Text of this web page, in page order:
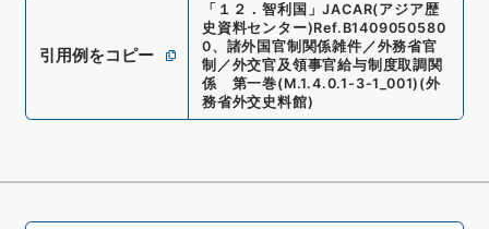
引用例をコピー
「 １２．智利国 」JACAR(アジア歴
史資料センター)Ref. B1409050580
0、 諸外国官制関係雑件／外務省官
制／外交官及領事官給与制度取調関
係 第一巻(M.1.4.0.1-3-1_001) (外
務省外交史料館)